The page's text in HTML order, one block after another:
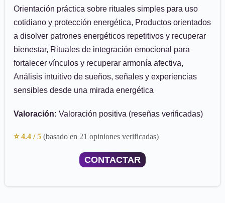
Orientación práctica sobre rituales simples para uso
cotidiano y protección energética, Productos orientados
a disolver patrones energéticos repetitivos y recuperar
bienestar, Rituales de integración emocional para
fortalecer vínculos y recuperar armonía afectiva,
Análisis intuitivo de sueños, señales y experiencias
sensibles desde una mirada energética
Valoración: Valoración positiva (reseñas verificadas)
⭐ 4.4 / 5 (basado en 21 opiniones verificadas)
CONTACTAR